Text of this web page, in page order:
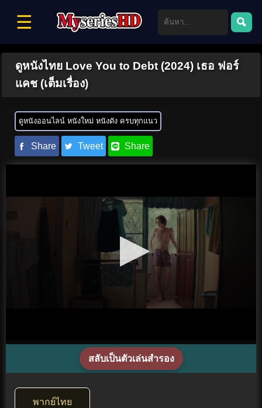
☰
ดูหนังไทย Love You to Debt (2024) เธอ ฟอร์
แคช (เต็มเรื่อง)
ดูหนังออนไลน์ หนังใหม่ หนังดัง ครบทุกแนว
Share Tweet Share
สลับเป็นตัวเล่นสำรอง
พากย์ไทย